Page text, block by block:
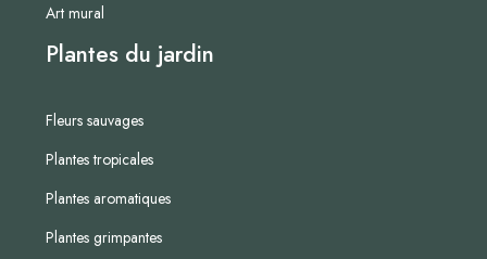
Art mural
Plantes du jardin
Fleurs sauvages
Plantes tropicales
Plantes aromatiques
Plantes grimpantes